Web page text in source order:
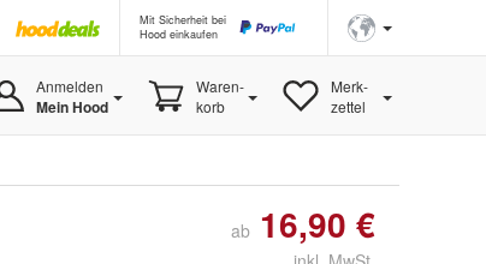
Mit Sicherheit bei
Hood einkaufen
Anmelden
Mein Hood
Waren-
korb
Merk-
zettel
ab 16,90 €